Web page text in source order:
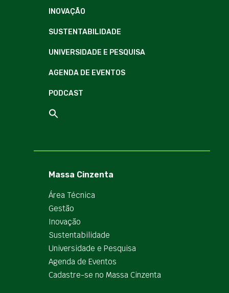
INOVAÇÃO
SUSTENTABILIDADE
UNIVERSIDADE E PESQUISA
AGENDA DE EVENTOS
PODCAST
Massa Cinzenta
Área Técnica
Gestão
Inovação
Sustentabilidade
Universidade e Pesquisa
Agenda de Eventos
Cadastre-se no Massa Cinzenta